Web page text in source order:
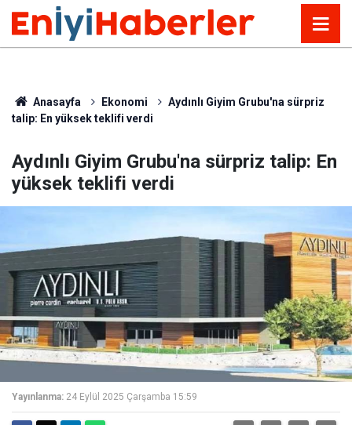
Anasayfa Ekonomi
Aydınlı Giyim Grubu'na sürpriz
talip: En yüksek teklifi verdi
Aydınlı Giyim Grubu'na sürpriz talip: En
yüksek teklifi verdi
Yayınlanma: 24 Eylül 2025 Çarşamba 15:59